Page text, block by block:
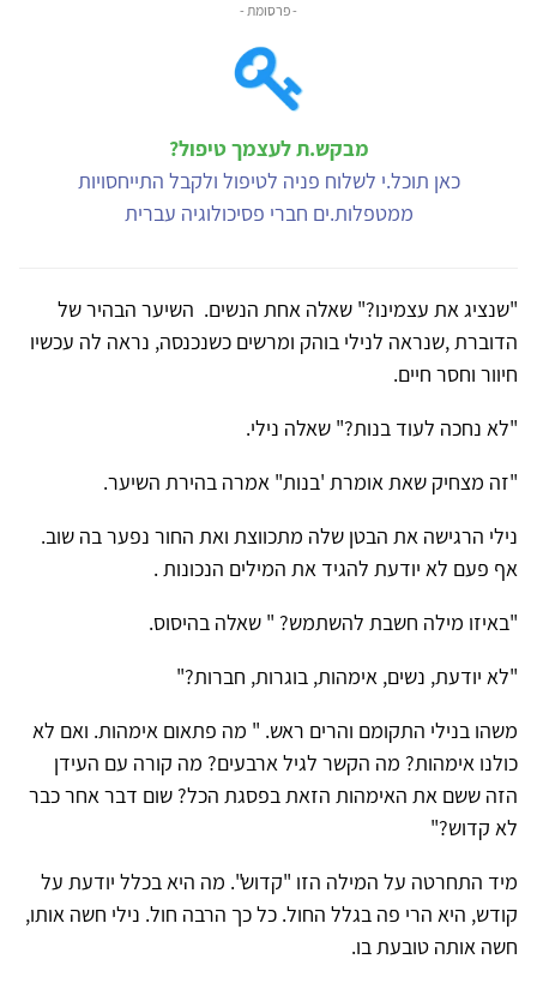
- פרסומת -
מבקש.ת לעצמך טיפול?
כאן תוכל.י לשלוח פניה לטיפול ולקבל התייחסויות
ממטפלות.ים חברי פסיכולוגיה עברית
"שנציג את עצמינו?" שאלה אחת הנשים. השיער הבהיר של
הדוברת ,שנראה לנילי בוהק ומרשים כשנכנסה, נראה לה עכשיו
חיוור וחסר חיים.
"לא נחכה לעוד בנות?" שאלה נילי.
"זה מצחיק שאת אומרת 'בנות" אמרה בהירת השיער.
נילי הרגישה את הבטן שלה מתכווצת ואת החור נפער בה שוב.
אף פעם לא יודעת להגיד את המילים הנכונות .
"באיזו מילה חשבת להשתמש? " שאלה בהיסוס.
"לא יודעת, נשים, אימהות, בוגרות, חברות?"
משהו בנילי התקומם והרים ראש. " מה פתאום אימהות. ואם לא
כולנו אימהות? מה הקשר לגיל ארבעים? מה קורה עם העידן
הזה ששם את האימהות הזאת בפסגת הכל? שום דבר אחר כבר
לא קדוש?"
מיד התחרטה על המילה הזו "קדוש". מה היא בכלל יודעת על
קודש, היא הרי פה בגלל החול. כל כך הרבה חול. נילי חשה אותו,
חשה אותה טובעת בו.